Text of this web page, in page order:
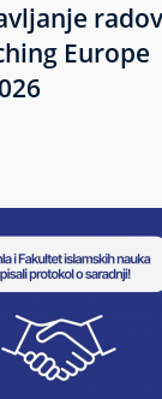
Europe